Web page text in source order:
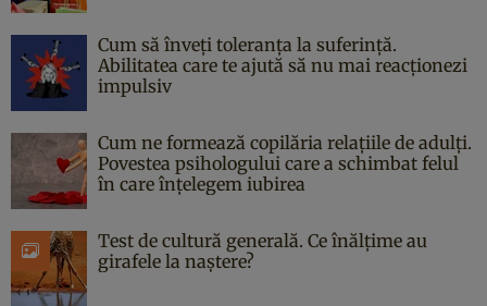
Cum să înveți toleranța la suferință.
Abilitatea care te ajută să nu mai reacționezi
impulsiv
Cum ne formează copilăria relațiile de adulți.
Povestea psihologului care a schimbat felul
în care înțelegem iubirea
Test de cultură generală. Ce înălțime au
girafele la naștere?